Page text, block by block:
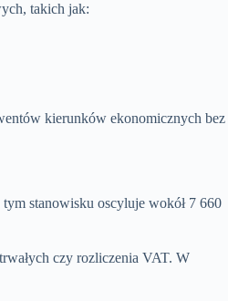
takich jak:
kierunków ekonomicznych bez
stanowisku oscyluje wokół 7 660
czy rozliczenia VAT. W